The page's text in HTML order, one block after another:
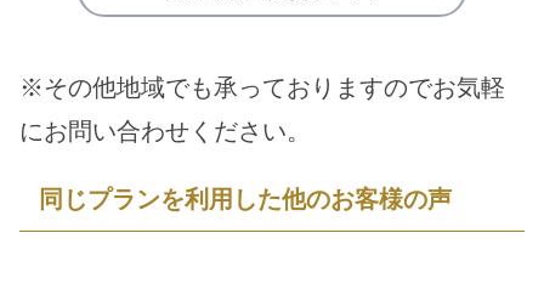
※その他地域でも承っておりますのでお気軽
にお問い合わせください。
同じプランを利用した他のお客様の声